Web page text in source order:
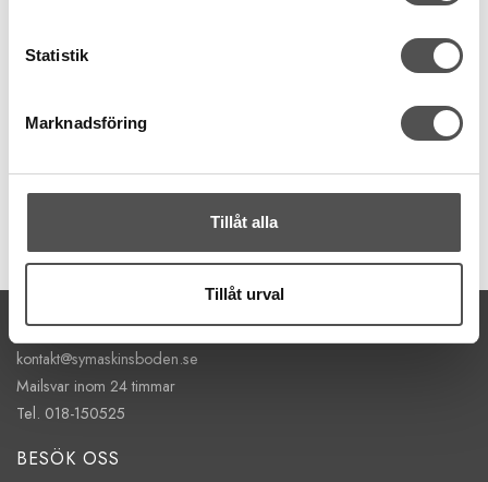
Statistik
Marknadsföring
Tillåt alla
Tillåt urval
Husqvarna tråd och bandledare
Maskingrupp 1-9
KONTAKTA OSS
kontakt@symaskinsboden.se
Mailsvar inom 24 timmar
Tel. 018-150525
BESÖK OSS